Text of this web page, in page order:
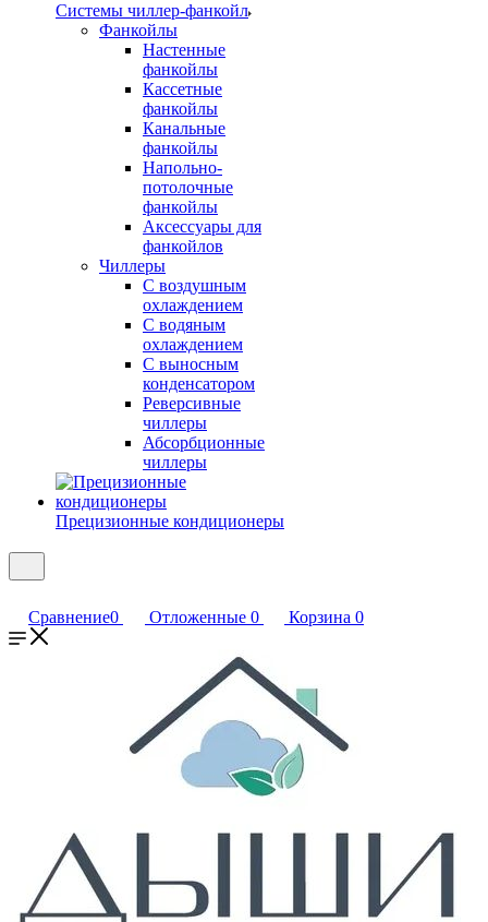
Системы чиллер-фанкойл
Фанкойлы
Настенные
фанкойлы
Кассетные
фанкойлы
Канальные
фанкойлы
Напольно-
потолочные
фанкойлы
Аксессуары для
фанкойлов
Чиллеры
С воздушным
охлаждением
С водяным
охлаждением
С выносным
конденсатором
Реверсивные
чиллеры
Абсорбционные
чиллеры
Прецизионные кондиционеры
Сравнение0 Отложенные 0 Корзина 0